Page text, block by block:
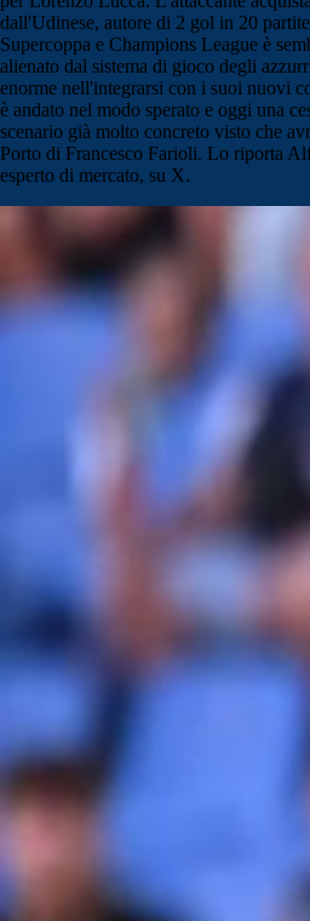
dall'Udinese, autore di 2 gol in 20
Supercoppa e Champions League è
alienato dal sistema di gioco degli
enorme nell'integrarsi con i suoi nuovi
è andato nel modo sperato e oggi una
scenario già molto concreto visto che
Porto di Francesco Farioli. Lo riporta
esperto di mercato, su X.